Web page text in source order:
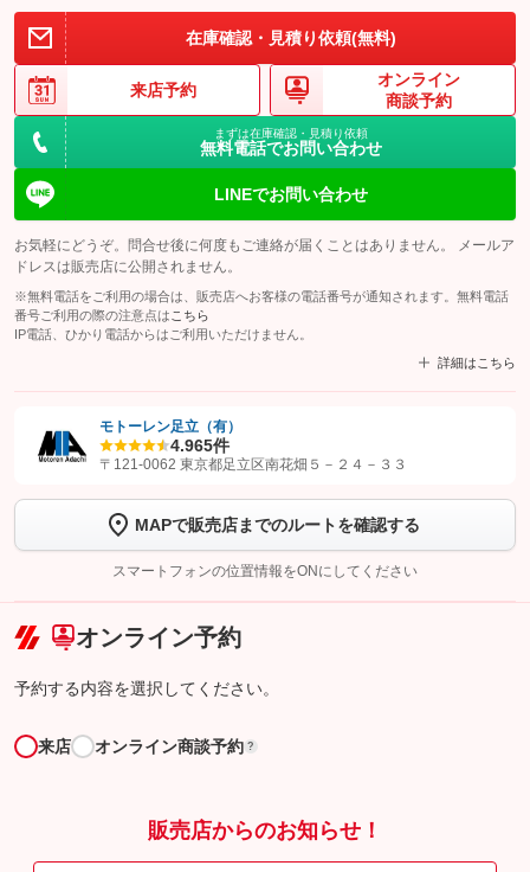
在庫確認・見積り依頼(無料)
来店予約
オンライン
商談予約
まずは在庫確認・見積り依頼
無料電話でお問い合わせ
LINEでお問い合わせ
お気軽にどうぞ。問合せ後に何度もご連絡が届くことはありません。 メールア
ドレスは販売店に公開されません。
※無料電話をご利用の場合は、販売店へお客様の電話番号が通知されます。無料電話
番号ご利用の際の注意点は こちら
IP電話、ひかり電話からはご利用いただけません。
詳細はこちら
【STEP1】 認証画面でグーネットを友だち追加してから「許可する」ボタンを押
トーク画面で
ボタンをタップして問い合わせを
完了してください。
こちら
モトーレン足立（有）
4.965件
〒121-0062 東京都足立区南花畑５－２４－３３
MAPで販売店までのルートを確認する
スマートフォンの位置情報をONにしてください
オンライン予約
予約する内容を選択してください。
来店 オンライン商談予約 ?
販売店からのお知らせ！